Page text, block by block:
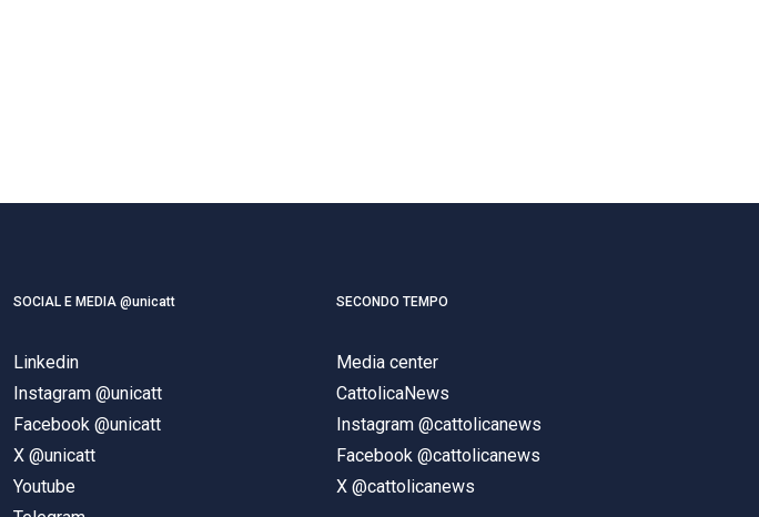
SOCIAL E MEDIA @unicatt
Linkedin
Instagram @unicatt
Facebook @unicatt
X @unicatt
Youtube
SECONDO TEMPO
Media center
CattolicaNews
Instagram @cattolicanews
Facebook @cattolicanews
X @cattolicanews